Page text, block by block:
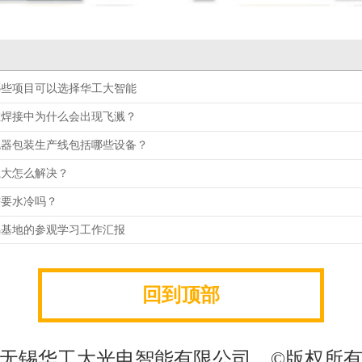
项目可以选择华工大智能
接中为什么会出现飞溅？
包装生产线包括哪些设备？
怎么解决？
水冷吗？
地的参观学习工作汇报
回到顶部